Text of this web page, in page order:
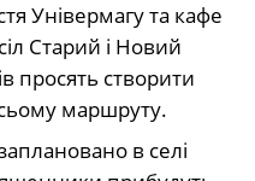
Універмагу та кафе
Старий і Новий
просять створити
маршруту.
в селі